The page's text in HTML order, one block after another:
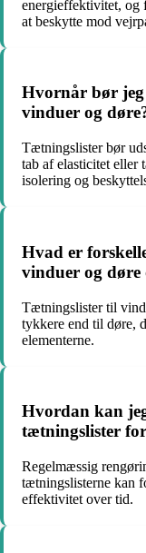
energieffektivitet, og
at beskytte mod
Hvornår bør
vinduer og
Tætningslister bør
tab af elasticitet eller
isolering og
Hvad er
vinduer og
Tætningslister til
tykkere end til døre,
elementerne.
Hvordan kan
tætningslister
Regelmæssig
tætningslisterne kan
effektivitet over tid.